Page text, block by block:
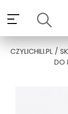
content
CZYLICHILI.PL /
DO